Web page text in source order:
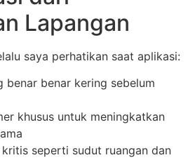
Lapangan
saya perhatikan saat aplikasi:
benar benar kering sebelum
khusus untuk meningkatkan
seperti sudut ruangan dan